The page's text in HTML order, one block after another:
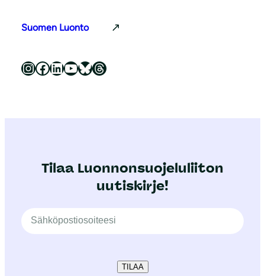
Suomen Luonto
Luonnonsuojeluliitto Instagramissa Luonnonsuojeluliitto Facebookissa Luonnonsuojeluliitto LinkedInissä Luonnonsuojeluliiton YouTube-kanava Luonnonsuojeluliitto Blueskyssa Luonnonsuojeluliitto Threadsissa
Tilaa Luonnonsuojeluliiton
uutiskirje!
TILAA